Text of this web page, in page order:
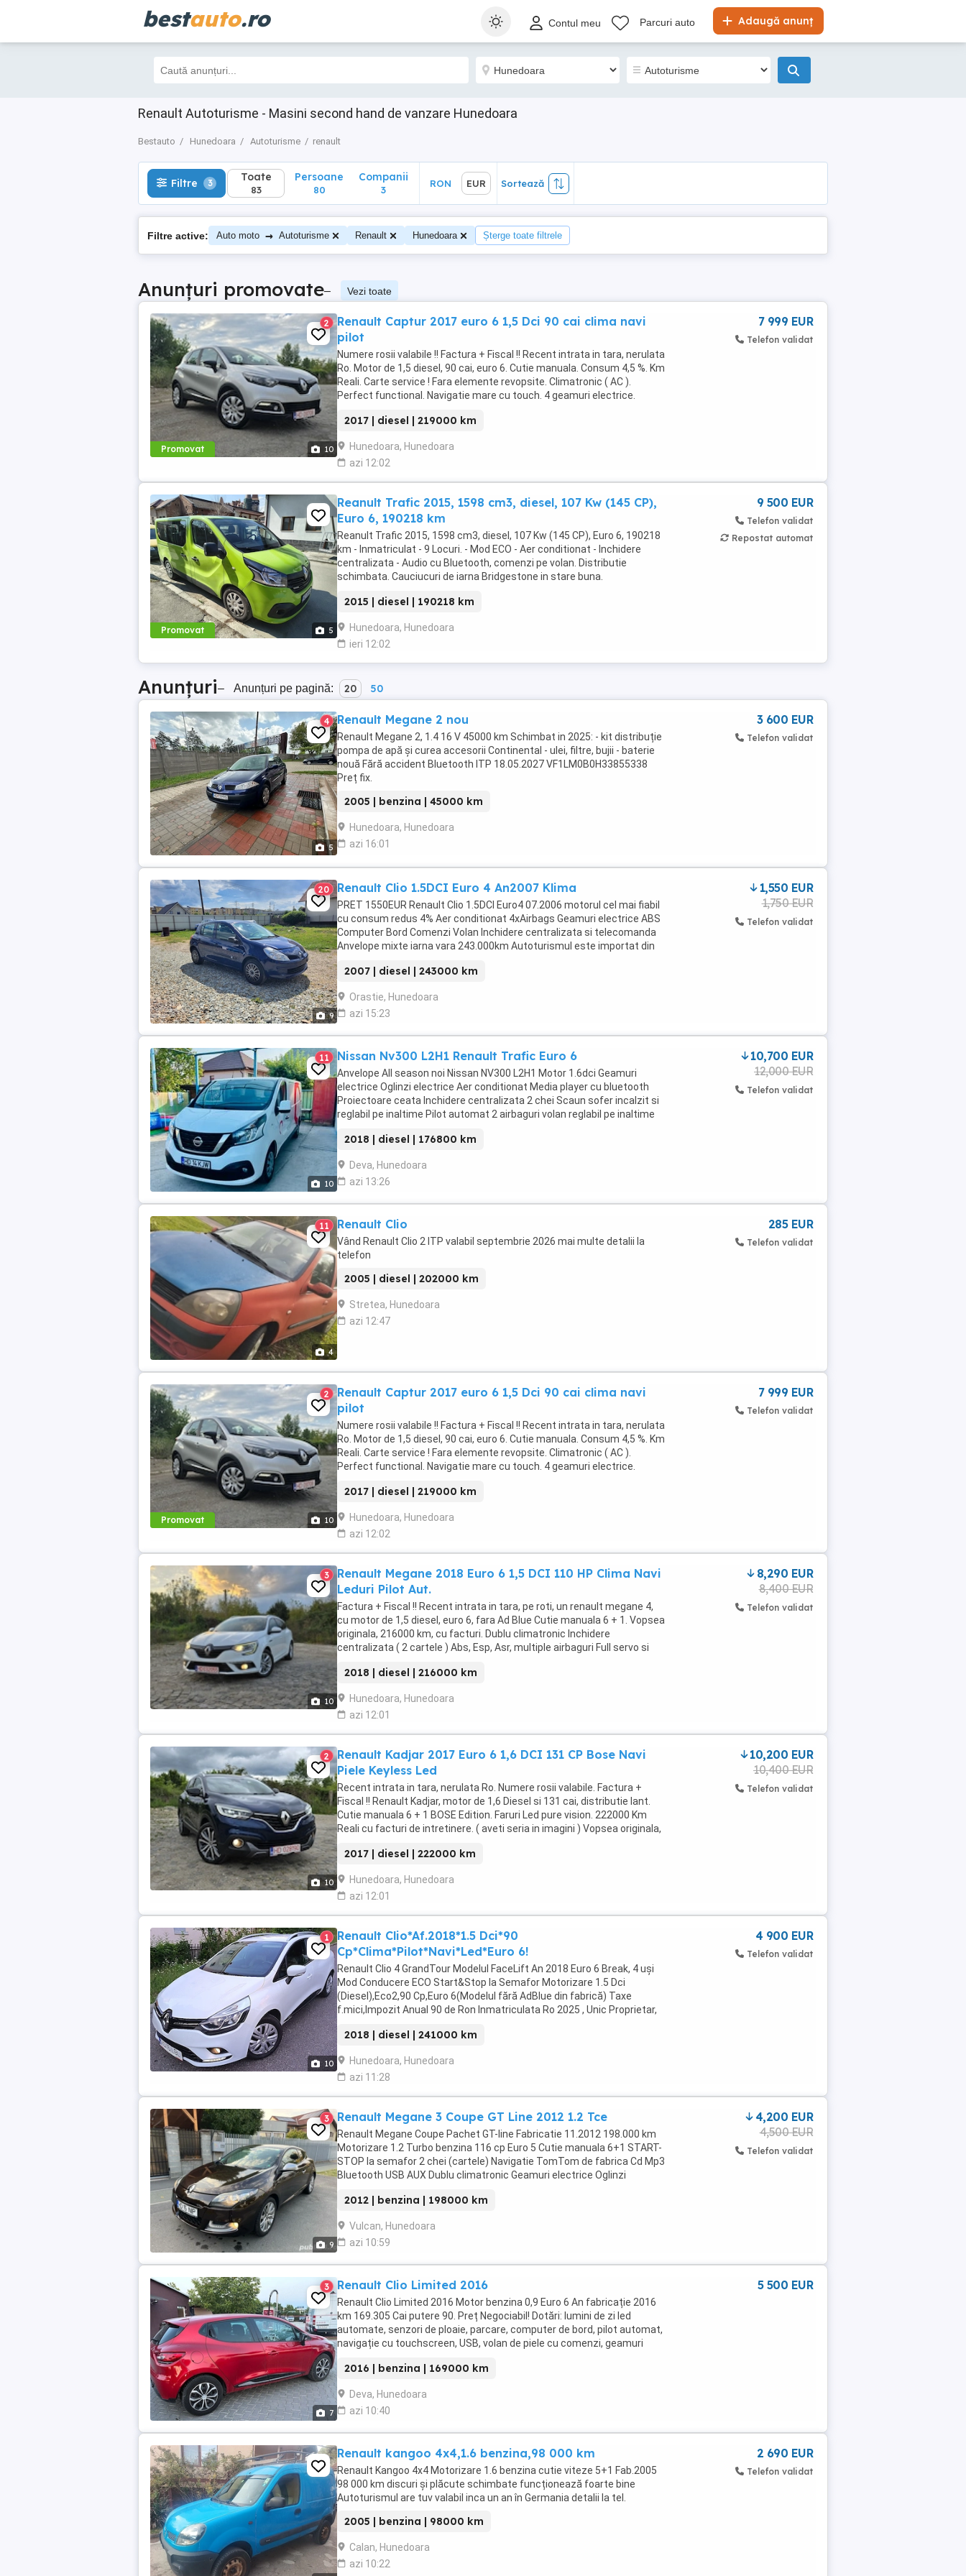
bestauto.ro Adaugă anunț
Contul meu Parcuri auto
Renault Autoturisme - Masini second hand de vanzare Hunedoara
Bestauto Hunedoara Autoturisme renault
Filtre 3 Toate
83
Sortează
Filtre 3 Toate
83
Persoane
80
Companii
3
RON EUR Sortează
Filtre active: Auto moto → Autoturisme Renault Hunedoara Șterge toate filtrele
Anunțuri promovate– Vezi toate
Promovat 10
2
Renault Captur 2017 euro 6 1,5 Dci 90 cai clima navi
pilot
Numere rosii valabile !! Factura + Fiscal !! Recent intrata in tara, nerulata
Ro. Motor de 1,5 diesel, 90 cai, euro 6. Cutie manuala. Consum 4,5 %. Km
Reali. Carte service ! Fara elemente revopsite. Climatronic ( AC ).
Perfect functional. Navigatie mare cu touch. 4 geamuri electrice.
2017 | diesel | 219000 km
Hunedoara, Hunedoara
azi 12:02
7 999 EUR
Telefon validat
Promovat 5
Reanult Trafic 2015, 1598 cm3, diesel, 107 Kw (145 CP),
Euro 6, 190218 km
Reanult Trafic 2015, 1598 cm3, diesel, 107 Kw (145 CP), Euro 6, 190218
km - Inmatriculat - 9 Locuri. - Mod ECO - Aer conditionat - Inchidere
centralizata - Audio cu Bluetooth, comenzi pe volan. Distributie
schimbata. Cauciucuri de iarna Bridgestone in stare buna.
2015 | diesel | 190218 km
Hunedoara, Hunedoara
ieri 12:02
9 500 EUR
Telefon validat
Repostat automat
Anunțuri– Anunțuri pe pagină: 20 50
5
4 Renault Megane 2 nou
Renault Megane 2, 1.4 16 V 45000 km Schimbat in 2025: - kit distribuție
pompa de apă și curea accesorii Continental - ulei, filtre, bujii - baterie
nouă Fără accident Bluetooth ITP 18.05.2027 VF1LM0B0H33855338
Preț fix.
2005 | benzina | 45000 km
Hunedoara, Hunedoara
azi 16:01
3 600 EUR
Telefon validat
9
20 Renault Clio 1.5DCI Euro 4 An2007 Klima
PRET 1550EUR Renault Clio 1.5DCI Euro4 07.2006 motorul cel mai fiabil
cu consum redus 4% Aer conditionat 4xAirbags Geamuri electrice ABS
Computer Bord Comenzi Volan Inchidere centralizata si telecomanda
Anvelope mixte iarna vara 243.000km Autoturismul este importat din
2007 | diesel | 243000 km
Orastie, Hunedoara
azi 15:23
1,550 EUR
1,750 EUR
Telefon validat
10
11 Nissan Nv300 L2H1 Renault Trafic Euro 6
Anvelope All season noi Nissan NV300 L2H1 Motor 1.6dci Geamuri
electrice Oglinzi electrice Aer conditionat Media player cu bluetooth
Proiectoare ceata Inchidere centralizata 2 chei Scaun sofer incalzit si
reglabil pe inaltime Pilot automat 2 airbaguri volan reglabil pe inaltime
2018 | diesel | 176800 km
Deva, Hunedoara
azi 13:26
10,700 EUR
12,000 EUR
Telefon validat
4
11 Renault Clio
Vând Renault Clio 2 ITP valabil septembrie 2026 mai multe detalii la
telefon
2005 | diesel | 202000 km
Stretea, Hunedoara
azi 12:47
285 EUR
Telefon validat
Promovat 10
2
Renault Captur 2017 euro 6 1,5 Dci 90 cai clima navi
pilot
Numere rosii valabile !! Factura + Fiscal !! Recent intrata in tara, nerulata
Ro. Motor de 1,5 diesel, 90 cai, euro 6. Cutie manuala. Consum 4,5 %. Km
Reali. Carte service ! Fara elemente revopsite. Climatronic ( AC ).
Perfect functional. Navigatie mare cu touch. 4 geamuri electrice.
2017 | diesel | 219000 km
Hunedoara, Hunedoara
azi 12:02
7 999 EUR
Telefon validat
10
3
Renault Megane 2018 Euro 6 1,5 DCI 110 HP Clima Navi
Leduri Pilot Aut.
Factura + Fiscal !! Recent intrata in tara, pe roti, un renault megane 4,
cu motor de 1,5 diesel, euro 6, fara Ad Blue Cutie manuala 6 + 1. Vopsea
originala, 216000 km, cu facturi. Dublu climatronic Inchidere
centralizata ( 2 cartele ) Abs, Esp, Asr, multiple airbaguri Full servo si
2018 | diesel | 216000 km
Hunedoara, Hunedoara
azi 12:01
8,290 EUR
8,400 EUR
Telefon validat
10
2
Renault Kadjar 2017 Euro 6 1,6 DCI 131 CP Bose Navi
Piele Keyless Led
Recent intrata in tara, nerulata Ro. Numere rosii valabile. Factura +
Fiscal !! Renault Kadjar, motor de 1,6 Diesel si 131 cai, distributie lant.
Cutie manuala 6 + 1 BOSE Edition. Faruri Led pure vision. 222000 Km
Reali cu facturi de intretinere. ( aveti seria in imagini ) Vopsea originala,
2017 | diesel | 222000 km
Hunedoara, Hunedoara
azi 12:01
10,200 EUR
10,400 EUR
Telefon validat
10
1
Renault Clio*Af.2018*1.5 Dci*90
Cp*Clima*Pilot*Navi*Led*Euro 6!
Renault Clio 4 GrandTour Modelul FaceLift An 2018 Euro 6 Break, 4 uși
Mod Conducere ECO Start&Stop la Semafor Motorizare 1.5 Dci
(Diesel),Eco2,90 Cp,Euro 6(Modelul fără AdBlue din fabrică) Taxe
f.mici,Impozit Anual 90 de Ron Inmatriculata Ro 2025 , Unic Proprietar,
2018 | diesel | 241000 km
Hunedoara, Hunedoara
azi 11:28
4 900 EUR
Telefon validat
9
3 Renault Megane 3 Coupe GT Line 2012 1.2 Tce
Renault Megane Coupe Pachet GT-line Fabricatie 11.2012 198.000 km
Motorizare 1.2 Turbo benzina 116 cp Euro 5 Cutie manuala 6+1 START-
STOP la semafor 2 chei (cartele) Navigatie TomTom de fabrica Cd Mp3
Bluetooth USB AUX Dublu climatronic Geamuri electrice Oglinzi
2012 | benzina | 198000 km
Vulcan, Hunedoara
azi 10:59
4,200 EUR
4,500 EUR
Telefon validat
7
3 Renault Clio Limited 2016
Renault Clio Limited 2016 Motor benzina 0,9 Euro 6 An fabricație 2016
km 169.305 Cai putere 90. Preț Negociabil! Dotări: lumini de zi led
automate, senzori de ploaie, parcare, computer de bord, pilot automat,
navigație cu touchscreen, USB, volan de piele cu comenzi, geamuri
2016 | benzina | 169000 km
Deva, Hunedoara
azi 10:40
5 500 EUR
Renault kangoo 4x4,1.6 benzina,98 000 km
Renault Kangoo 4x4 Motorizare 1.6 benzina cutie viteze 5+1 Fab.2005
98 000 km discuri și plăcute schimbate funcționează foarte bine
Autoturismul are tuv valabil inca un an în Germania detalii la tel.
2005 | benzina | 98000 km
Calan, Hunedoara
azi 10:22
2 690 EUR
Telefon validat